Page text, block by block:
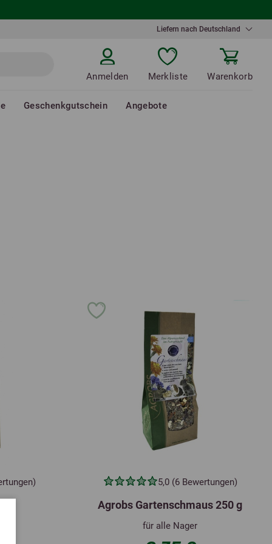
Liefern nach Deutschland
Anmelden Merkliste Warenkorb
Geschenkgutschein Angebote
5,0 (6 Bewertungen)
Agrobs Gartenschmaus 250 g
für alle Nager